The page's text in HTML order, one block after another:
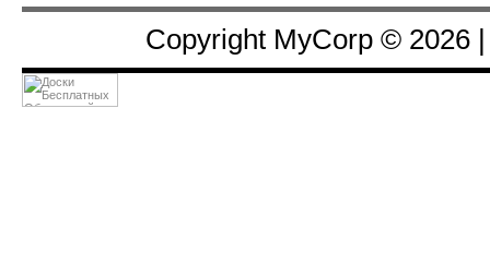
Copyright MyCorp © 2026